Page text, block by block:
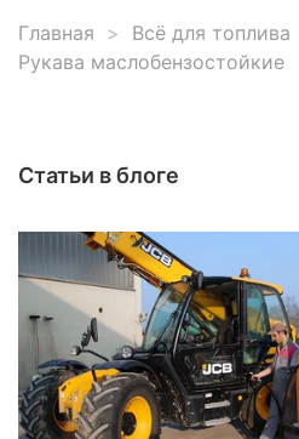
Главная
Всё для топлива
Рукава маслобензостойкие
Статьи в блоге